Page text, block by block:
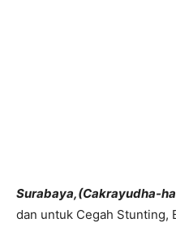
Surabaya,(Cakrayudha-
dan untuk Cegah Stunting,